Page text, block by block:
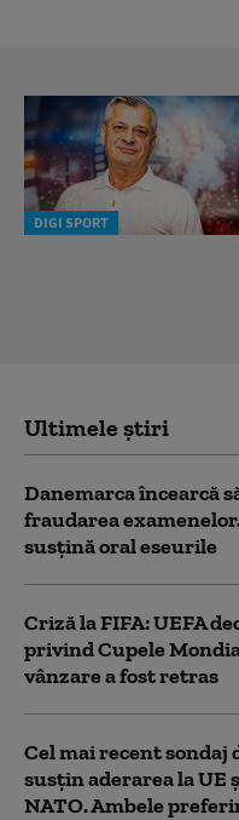
DIGI SPORT
Ultimele știri
Danemarca încearcă
fraudarea
susţină oral eseurile
Criză la FIFA: UEFA
privind Cupele
vânzare a fost retras
Cel mai recent sondaj
susțin aderarea la
NATO. Ambele